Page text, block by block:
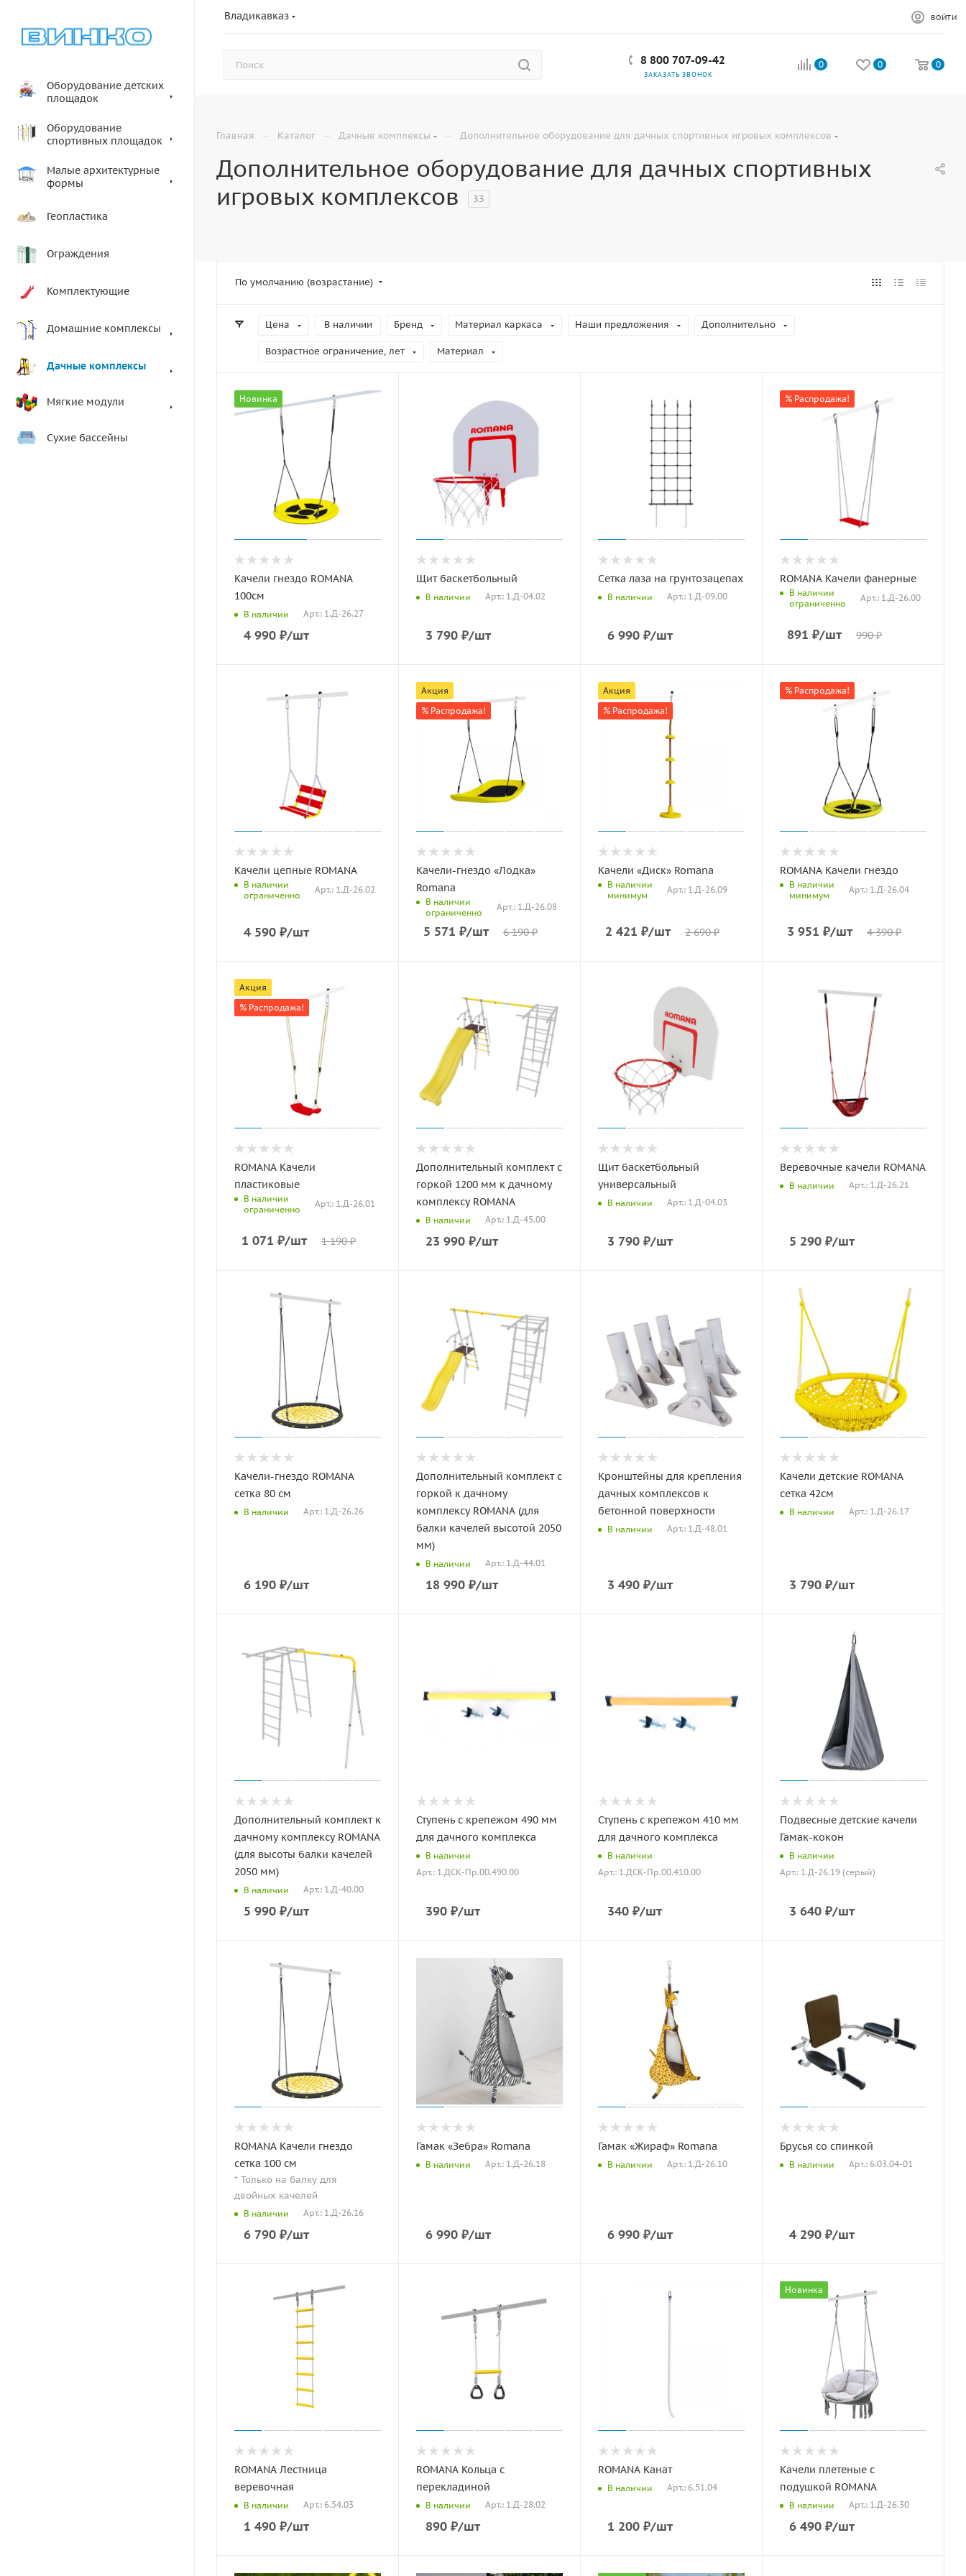
Владикавказ ВОЙТИ
8 800 707-09-42
ЗАКАЗАТЬ ЗВОНОК
0 0 0
Оборудование детских
площадок
Оборудование
спортивных площадок
Малые архитектурные
формы
Геопластика
Ограждения
Комплектующие
Домашние комплексы
Дачные комплексы
Мягкие модули
Сухие бассейны
Главная — Каталог — Дачные комплексы — Дополнительное оборудование для дачных спортивных игровых комплексов
Дополнительное оборудование для дачных спортивных
игровых комплексов
33
По умолчанию (возрастание)
Цена В наличии Бренд Материал каркаса Наши предложения Дополнительно
Возрастное ограничение, лет Материал
Новинка
Качели гнездо ROMANA
100см
В наличии Арт.: 1.Д-26.27
4 990 ₽/шт
Щит баскетбольный
В наличии Арт.: 1.Д-04.02
3 790 ₽/шт
Сетка лаза на грунтозацепах
В наличии Арт.: 1.Д-09.00
6 990 ₽/шт
% Распродажа!
ROMANA Качели фанерные
В наличии
ограниченно
Арт.: 1.Д-26.00
891 ₽/шт 990₽
Качели цепные ROMANA
В наличии
ограниченно
Арт.: 1.Д-26.02
4 590 ₽/шт
Акция
% Распродажа!
Качели-гнездо «Лодка»
Romana
В наличии
ограниченно
Арт.: 1.Д-26.08
5 571 ₽/шт 6 190₽
Акция
% Распродажа!
Качели «Диск» Romana
В наличии
минимум
Арт.: 1.Д-26.09
2 421 ₽/шт 2 690₽
% Распродажа!
ROMANA Качели гнездо
В наличии
минимум
Арт.: 1.Д-26.04
3 951 ₽/шт 4 390₽
Акция
% Распродажа!
ROMANA Качели
пластиковые
В наличии
ограниченно
Арт.: 1.Д-26.01
1 071 ₽/шт 1 190₽
Дополнительный комплект с
горкой 1200 мм к дачному
комплексу ROMANA
В наличии Арт.: 1.Д-45.00
23 990 ₽/шт
Щит баскетбольный
универсальный
В наличии Арт.: 1.Д-04.03
3 790 ₽/шт
Веревочные качели ROMANA
В наличии Арт.: 1.Д-26.21
5 290 ₽/шт
Качели-гнездо ROMANA
сетка 80 см
В наличии Арт.: 1.Д-26.26
6 190 ₽/шт
Дополнительный комплект с
горкой к дачному
комплексу ROMANA (для
балки качелей высотой 2050
мм)
В наличии Арт.: 1.Д-44.01
18 990 ₽/шт
Кронштейны для крепления
дачных комплексов к
бетонной поверхности
В наличии Арт.: 1.Д-48.01
3 490 ₽/шт
Качели детские ROMANA
сетка 42см
В наличии Арт.: 1.Д-26.17
3 790 ₽/шт
Дополнительный комплект к
дачному комплексу ROMANA
(для высоты балки качелей
2050 мм)
В наличии Арт.: 1.Д-40.00
5 990 ₽/шт
Ступень с крепежом 490 мм
для дачного комплекса
В наличии
Арт.: 1.ДСК-Пр.00.490.00
390 ₽/шт
Ступень с крепежом 410 мм
для дачного комплекса
В наличии
Арт.: 1.ДСК-Пр.00.410.00
340 ₽/шт
Подвесные детские качели
Гамак-кокон
В наличии
Арт.: 1.Д-26.19 (серый)
3 640 ₽/шт
ROMANA Качели гнездо
сетка 100 см
* Только на балку для
двойных качелей
В наличии Арт.: 1.Д-26.16
6 790 ₽/шт
Гамак «Зебра» Romana
В наличии Арт.: 1.Д-26.18
6 990 ₽/шт
Гамак «Жираф» Romana
В наличии Арт.: 1.Д-26.10
6 990 ₽/шт
Брусья со спинкой
В наличии Арт.: 6.03.04-01
4 290 ₽/шт
ROMANA Лестница
веревочная
В наличии Арт.: 6.54.03
1 490 ₽/шт
ROMANA Кольца с
перекладиной
В наличии Арт.: 1.Д-28.02
890 ₽/шт
ROMANA Канат
В наличии Арт.: 6.51.04
1 200 ₽/шт
Новинка
Качели плетеные с
подушкой ROMANA
В наличии Арт.: 1.Д-26.30
6 490 ₽/шт